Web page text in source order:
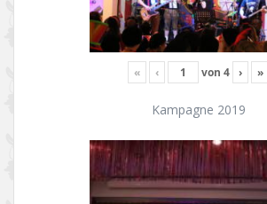
« ‹ von 4 › »
Kampagne 2019